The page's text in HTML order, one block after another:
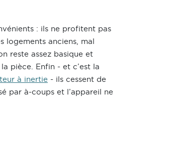
: ils ne profitent pas
logements anciens, mal
reste assez basique et
pièce. Enfin - et c’est la
à inertie - ils cessent de
par à-coups et l’appareil ne